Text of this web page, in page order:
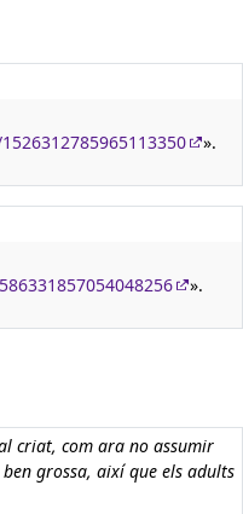
».
».
criat, com ara no assumir
grossa, així que els adults